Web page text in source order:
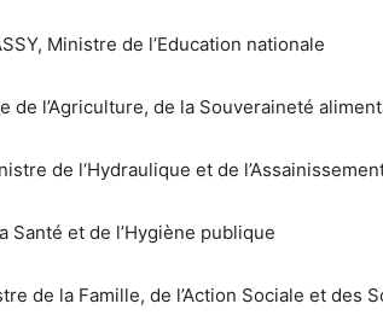
Ministre de l’Education nationale
de l’Agriculture, de la Souveraineté
de l‘Hydraulique et de
Santé et de l’Hygiène publique
de la Famille, de l’Action Sociale et des